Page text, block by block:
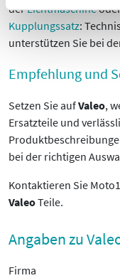
derLichtmaschine
Kupplungssatz:
unterstützen Sie bei
Empfehlung und
Setzen Sie aufValeo,
Ersatzteile und
bei der richtigen
Kontaktieren Sie
ValeoTeile.
Angaben zu
Firma